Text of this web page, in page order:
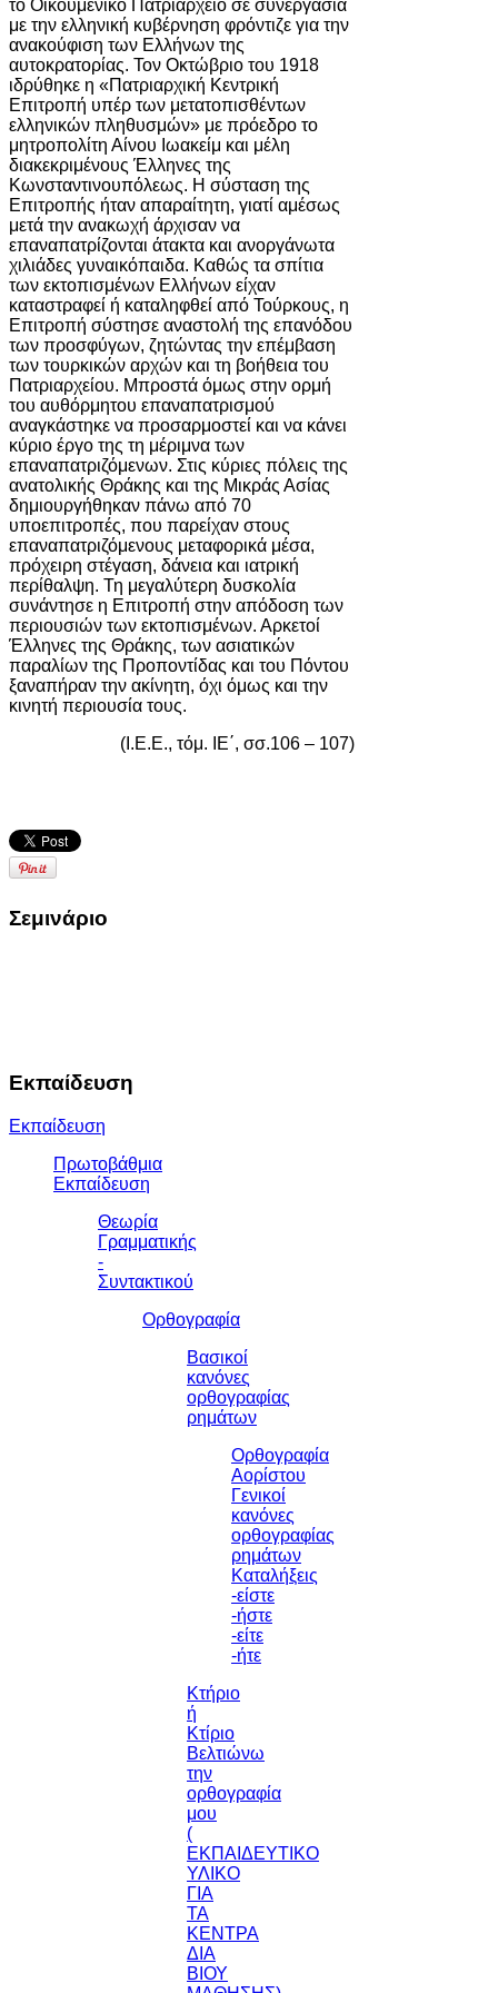
το Οικουμενικό Πατριαρχείο σε συνεργασία
με την ελληνική κυβέρνηση φρόντιζε για την
ανακούφιση των Ελλήνων της
αυτοκρατορίας. Τον Οκτώβριο του 1918
ιδρύθηκε η «Πατριαρχική Κεντρική
Επιτροπή υπέρ των μετατοπισθέντων
ελληνικών πληθυσμών» με πρόεδρο το
μητροπολίτη Αίνου Ιωακείμ και μέλη
διακεκριμένους Έλληνες της
Κωνσταντινουπόλεως. Η σύσταση της
Επιτροπής ήταν απαραίτητη, γιατί αμέσως
μετά την ανακωχή άρχισαν να
επαναπατρίζονται άτακτα και ανοργάνωτα
χιλιάδες γυναικόπαιδα. Καθώς τα σπίτια
των εκτοπισμένων Ελλήνων είχαν
καταστραφεί ή καταληφθεί από Τούρκους, η
Επιτροπή σύστησε αναστολή της επανόδου
των προσφύγων, ζητώντας την επέμβαση
των τουρκικών αρχών και τη βοήθεια του
Πατριαρχείου. Μπροστά όμως στην ορμή
του αυθόρμητου επαναπατρισμού
αναγκάστηκε να προσαρμοστεί και να κάνει
κύριο έργο της τη μέριμνα των
επαναπατριζόμενων. Στις κύριες πόλεις της
ανατολικής Θράκης και της Μικράς Ασίας
δημιουργήθηκαν πάνω από 70
υποεπιτροπές, που παρείχαν στους
επαναπατριζόμενους μεταφορικά μέσα,
πρόχειρη στέγαση, δάνεια και ιατρική
περίθαλψη. Τη μεγαλύτερη δυσκολία
συνάντησε η Επιτροπή στην απόδοση των
περιουσιών των εκτοπισμένων. Αρκετοί
Έλληνες της Θράκης, των ασιατικών
παραλίων της Προποντίδας και του Πόντου
ξαναπήραν την ακίνητη, όχι όμως και την
κινητή περιουσία τους.
(Ι.Ε.Ε., τόμ. ΙΕ΄, σσ.106 – 107)
Σεμινάριο
Εκπαίδευση
Εκπαίδευση
Πρωτοβάθμια
Εκπαίδευση
Θεωρία
Γραμματικής
-
Συντακτικού
Ορθογραφία
Βασικοί
κανόνες
ορθογραφίας
ρημάτων
Ορθογραφία
Αορίστου
Γενικοί
κανόνες
ορθογραφίας
ρημάτων
Καταλήξεις
-είστε
-ήστε
-είτε
-ήτε
Κτήριο
ή
Κτίριο
Βελτιώνω
την
ορθογραφία
μου
(
ΕΚΠΑΙΔΕΥΤΙΚΟ
ΥΛΙΚΟ
ΓΙΑ
ΤΑ
ΚΕΝΤΡΑ
ΔΙΑ
ΒΙΟΥ